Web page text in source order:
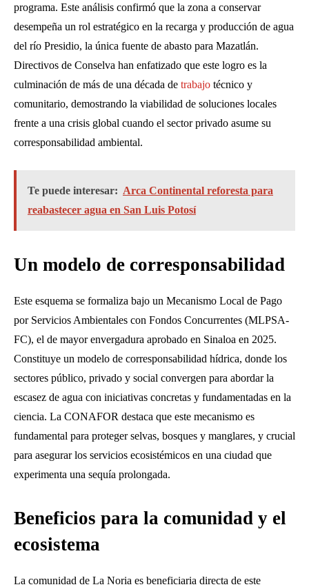
programa. Este análisis confirmó que la zona a conservar
desempeña un rol estratégico en la recarga y producción de agua
del río Presidio, la única fuente de abasto para Mazatlán.
Directivos de Conselva han enfatizado que este logro es la
culminación de más de una década de trabajo técnico y
comunitario, demostrando la viabilidad de soluciones locales
frente a una crisis global cuando el sector privado asume su
corresponsabilidad ambiental.
Te puede interesar: Arca Continental reforesta para
reabastecer agua en San Luis Potosí
Un modelo de corresponsabilidad
Este esquema se formaliza bajo un Mecanismo Local de Pago
por Servicios Ambientales con Fondos Concurrentes (MLPSA-
FC), el de mayor envergadura aprobado en Sinaloa en 2025.
Constituye un modelo de corresponsabilidad hídrica, donde los
sectores público, privado y social convergen para abordar la
escasez de agua con iniciativas concretas y fundamentadas en la
ciencia. La CONAFOR destaca que este mecanismo es
fundamental para proteger selvas, bosques y manglares, y crucial
para asegurar los servicios ecosistémicos en una ciudad que
experimenta una sequía prolongada.
Beneficios para la comunidad y el
ecosistema
La comunidad de La Noria es beneficiaria directa de este